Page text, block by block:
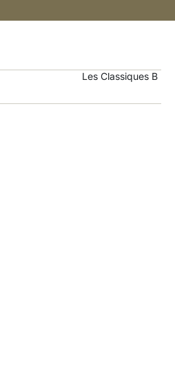
Les Classiques B